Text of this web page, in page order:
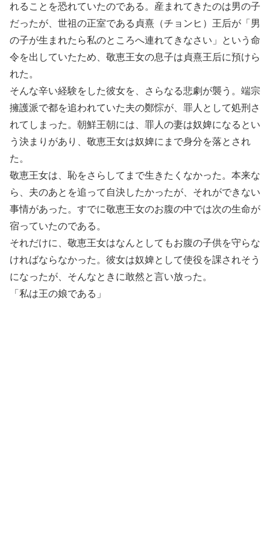
れることを恐れていたのである。産まれてきたのは男の子
だったが、世祖の正室である貞熹（チョンヒ）王后が「男
の子が生まれたら私のところへ連れてきなさい」という命
令を出していたため、敬恵王女の息子は貞熹王后に預けら
れた。
そんな辛い経験をした彼女を、さらなる悲劇が襲う。端宗
擁護派で都を追われていた夫の鄭悰が、罪人として処刑さ
れてしまった。朝鮮王朝には、罪人の妻は奴婢になるとい
う決まりがあり、敬恵王女は奴婢にまで身分を落とされ
た。
敬恵王女は、恥をさらしてまで生きたくなかった。本来な
ら、夫のあとを追って自決したかったが、それができない
事情があった。すでに敬恵王女のお腹の中では次の生命が
宿っていたのである。
それだけに、敬恵王女はなんとしてもお腹の子供を守らな
ければならなかった。彼女は奴婢として使役を課されそう
になったが、そんなときに敢然と言い放った。
「私は王の娘である」